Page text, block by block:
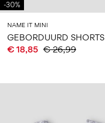
-30%
NAME IT MINI
GEBORDUURD SHORTS
€ 18,85 € 26,99